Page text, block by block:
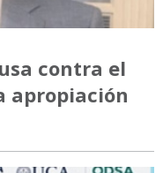
contra el
apropiación